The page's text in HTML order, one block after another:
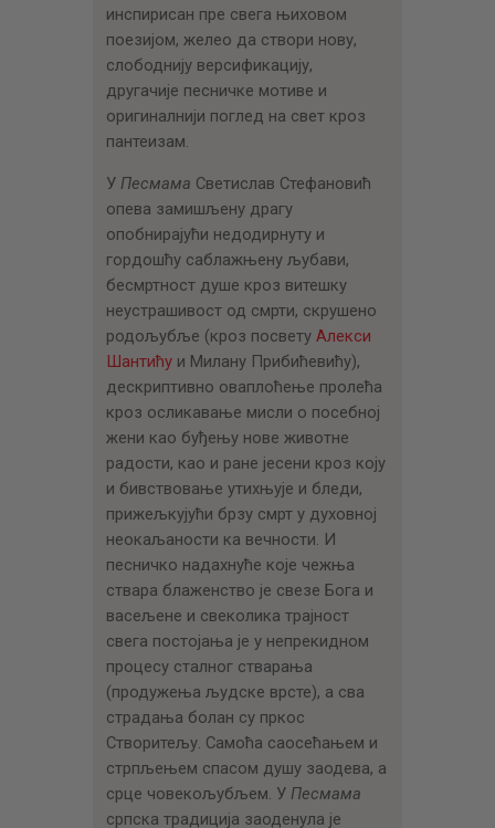
инспирисан пре свега њиховом
поезијом, желео да створи нову,
слободнију версификацију,
другачије песничке мотиве и
оригиналнији поглед на свет кроз
пантеизам.
У Песмама Светислав Стефановић
опева замишљену драгу
опобнирајући недодирнуту и
гордошћу саблажњену љубави,
бесмртност душе кроз витешку
неустрашивост од смрти, скрушено
родољубље (кроз посвету Алекси
Шантићуи Милану Прибићевићу),
дескриптивно оваплоћење пролећа
кроз осликавање мисли о посебној
жени као буђењу нове животне
радости, као и ране јесени кроз коју
и бивствовање утихњује и бледи,
прижељкујући брзу смрт у духовној
неокаљаности ка вечности. И
песничко надахнуће које чежња
ствара блаженство је свезе Бога и
васељене и свеколика трајност
свега постојања је у непрекидном
процесу сталног стварања
(продужења људске врсте), а сва
страдања болан су пркос
Створитељу. Самоћа саосећањем и
стрпљењем спасом душу заодева, а
срце човекољубљем. У Песмама
српска традиција заоденула је